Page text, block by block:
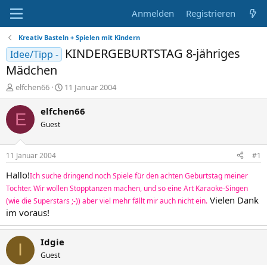
Anmelden Registrieren
Kreativ Basteln + Spielen mit Kindern
Idee/Tipp -
KINDERGEBURTSTAG 8-jähriges
Mädchen
E
r
s
e
r
elfchen66
E
r
s
t
a
m
11 Januar 2004
E elfchen66
Guest
11 Januar 2004 #1
Hallo!Ich suche dringend noch Spiele für den achten Geburtstag meiner
Tochter. Wir wollen Stopptanzen machen, und so eine Art Karaoke-Singen
(wie die Superstars ;-)) aber viel mehr fällt mir auch nicht ein. Vielen Dank
im voraus!
I Idgie
Guest